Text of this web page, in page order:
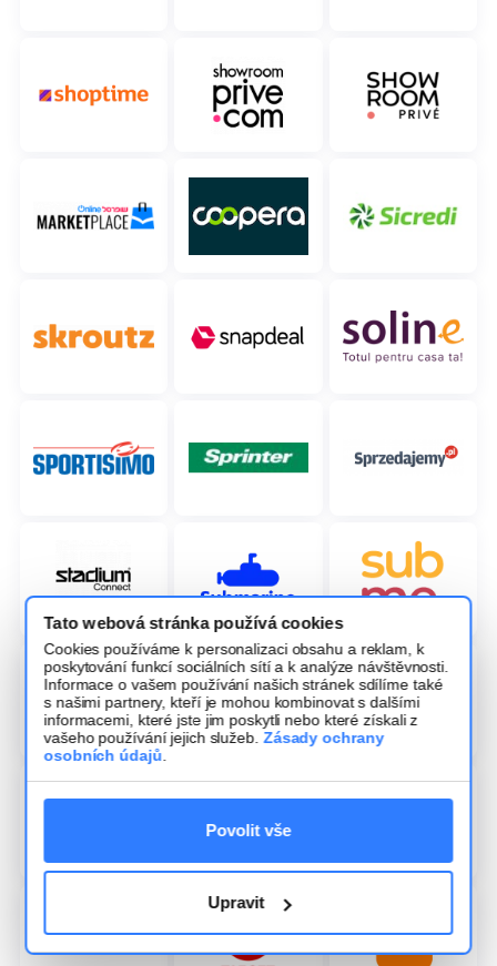
Tato webová stránka používá cookies
Cookies používáme k personalizaci obsahu a reklam, k
poskytování funkcí sociálních sítí a k analýze návštěvnosti.
Informace o vašem používání našich stránek sdílíme také
s našimi partnery, kteří je mohou kombinovat s dalšími
informacemi, které jste jim poskytli nebo které získali z
vašeho používání jejich služeb.Zásady ochrany
osobních údajů
Povolit vše
Upravit